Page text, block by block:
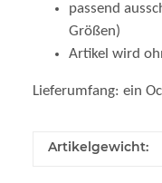
passend
Größen)
Artikel wird
Lieferumfang: ein
Artikelgewicht: